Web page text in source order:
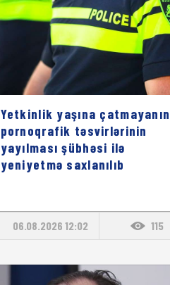
Yetkinlik yaşına çatmayanın
pornoqrafik təsvirlərinin
yayılması şübhəsi ilə
yeniyetmə saxlanılıb
06.08.2026 12:02 115